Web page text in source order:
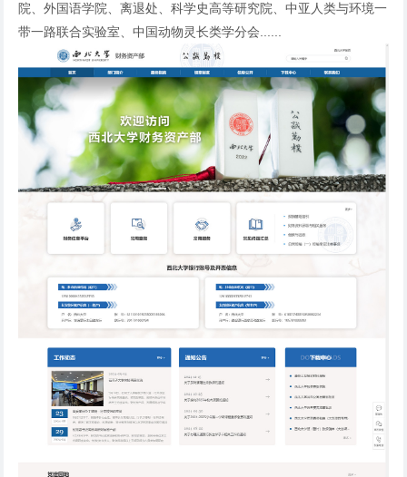
院、外国语学院、离退处、科学史高等研究院、中亚人类与环境一
带一路联合实验室、中国动物灵长类学分会......